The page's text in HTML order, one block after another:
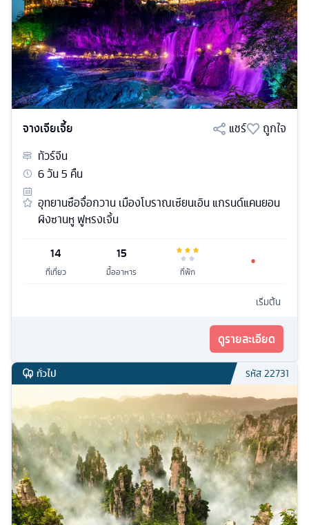
จางเจียเจี้ย แชร์
ถูกใจ
ทัวร์จีน
6วัน5 คืน
อุทยานซือจื่อกวาน เมืองโบราณเซียนเอิน แกรนด์แคนยอน
ผิงซานหู ฟูหรงเจิ้น
14
ที่เที่ยว
15
มื้ออาหาร ที่พัก
เริ่มต้น
ดูรายละเอียด
ทั่วไป รหัส22731